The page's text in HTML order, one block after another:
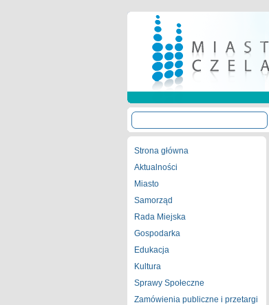
Strona główna
Aktualności
Miasto
Samorząd
Rada Miejska
Gospodarka
Edukacja
Kultura
Sprawy Społeczne
Zamówienia publiczne i przetargi